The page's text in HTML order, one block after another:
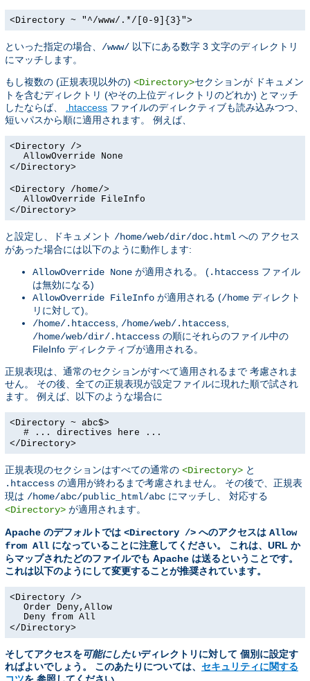
<Directory ~ "^/www/.*/[0-9]{3}">
といった指定の場合、 /www/ 以下にある数字 3 文字のディレクトリ
にマッチします。
もし複数の (正規表現以外の) <Directory>セクションが ドキュメン
トを含むディレクトリ (やその上位ディレクトリのどれか) とマッチ
したならば、
.htaccess ファイルのディレクティブも読み込みつつ、
短いパスから順に適用されます。 例えば、
<Directory />
AllowOverride None
</Directory>
<Directory /home/>
AllowOverride FileInfo
</Directory>
と設定し、ドキュメント /home/web/dir/doc.html への アクセス
があった場合には以下のように動作します:
AllowOverride None が適用される。 (.htaccess ファイル
は無効になる)
AllowOverride FileInfo が適用される (/home ディレクト
リに対して)。
/home/.htaccess /home/web/.htaccess
/home/web/dir/.htaccess の順にそれらのファイル中の
FileInfo ディレクティブが適用される。
正規表現は、通常のセクションがすべて適用されるまで 考慮されま
せん。 その後、全ての正規表現が設定ファイルに現れた順で試され
ます。 例えば、以下のような場合に
<Directory ~ abc$>
# ... directives here ...
</Directory>
正規表現のセクションはすべての通常の <Directory> と
.htaccess の適用が終わるまで考慮されません。 その後で、正規表
現は /home/abc/public_html/abc にマッチし、 対応する
<Directory> が適用されます。
Apache のデフォルトでは <Directory /> へのアクセスは Allow
from All になっていることに注意してください。 これは、URL か
らマップされたどのファイルでも Apache は送るということです。
これは以下のようにして変更することが推奨されています。
<Directory />
Order Deny,Allow
Deny from All
</Directory>
そしてアクセスを可能にしたいディレクトリに対して 個別に設定す
ればよいでしょう。 このあたりについては、 セキュリティに関する